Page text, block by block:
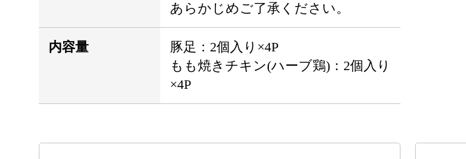
あらかじめご了承ください。
内容量
豚足：2個入り×4P
もも焼きチキン(ハーブ鶏)：2個入り
×4P